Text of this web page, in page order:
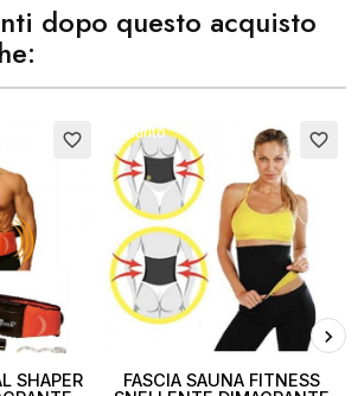
dopo questo acquisto
favorite_border
SHAPER
Esaurito favorite_border
FASCIA SAUNA FITNESS